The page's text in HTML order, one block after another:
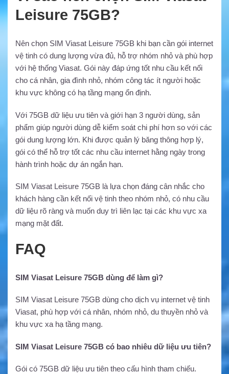
Leisure 75GB?
Nên chọn SIM Viasat Leisure 75GB khi bạn cần gói internet
vệ tinh có dung lượng vừa đủ, hỗ trợ nhóm nhỏ và phù hợp
với hệ thống Viasat. Gói này đáp ứng tốt nhu cầu kết nối
cho cá nhân, gia đình nhỏ, nhóm công tác ít người hoặc
khu vực không có hạ tầng mạng ổn định.
Với 75GB dữ liệu ưu tiên và giới hạn 3 người dùng, sản
phẩm giúp người dùng dễ kiểm soát chi phí hơn so với các
gói dung lượng lớn. Khi được quản lý băng thông hợp lý,
gói có thể hỗ trợ tốt các nhu cầu internet hằng ngày trong
hành trình hoặc dự án ngắn hạn.
SIM Viasat Leisure 75GB là lựa chọn đáng cân nhắc cho
khách hàng cần kết nối vệ tinh theo nhóm nhỏ, có nhu cầu
dữ liệu rõ ràng và muốn duy trì liên lạc tại các khu vực xa
mạng mặt đất.
FAQ
SIM Viasat Leisure 75GB dùng để làm gì?
SIM Viasat Leisure 75GB dùng cho dịch vụ internet vệ tinh
Viasat, phù hợp với cá nhân, nhóm nhỏ, du thuyền nhỏ và
khu vực xa hạ tầng mạng.
SIM Viasat Leisure 75GB có bao nhiêu dữ liệu ưu tiên?
Gói có 75GB dữ liệu ưu tiên theo cấu hình tham chiếu.